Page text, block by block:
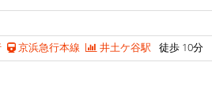
京浜急行本線 井土ケ谷駅 徒歩 10分